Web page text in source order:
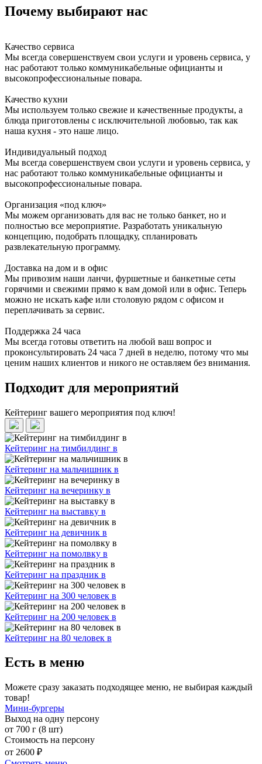
Почему выбирают нас
Качество сервиса
Мы всегда совершенствуем свои услуги и уровень сервиса, у
нас работают только коммуникабельные официанты и
высокопрофессиональные повара.
Качество кухни
Мы используем только свежие и качественные продукты, а
блюда приготовлены с исключительной любовью, так как
наша кухня - это наше лицо.
Индивидуальный подход
Мы всегда совершенствуем свои услуги и уровень сервиса, у
нас работают только коммуникабельные официанты и
высокопрофессиональные повара.
Организация «под ключ»
Мы можем организовать для вас не только банкет, но и
полностью все мероприятие. Разработать уникальную
концепцию, подобрать площадку, спланировать
развлекательную программу.
Доставка на дом и в офис
Мы привозим наши ланчи, фуршетные и банкетные сеты
горячими и свежими прямо к вам домой или в офис. Теперь
можно не искать кафе или столовую рядом с офисом и
переплачивать за сервис.
Поддержка 24 часа
Мы всегда готовы ответить на любой ваш вопрос и
проконсультировать 24 часа 7 дней в неделю, потому что мы
ценим наших клиентов и никого не оставляем без внимания.
Подходит для мероприятий
Кейтеринг вашего мероприятия под ключ!
Кейтеринг на тимбилдинг в
Кейтеринг на мальчишник в
Кейтеринг на вечеринку в
Кейтеринг на выставку в
Кейтеринг на девичник в
Кейтеринг на помолвку в
Кейтеринг на праздник в
Кейтеринг на 300 человек в
Кейтеринг на 200 человек в
Кейтеринг на 80 человек в
Есть в меню
Можете сразу заказать подходящее меню, не выбирая каждый
товар!
Мини-бургеры
Выход на одну персону
от 700 г (8 шт)
Стоимость на персону
от 2600 ₽